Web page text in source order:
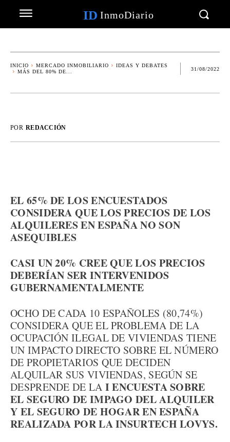
ID InmoDiario
INICIO MERCADO INMOBILIARIO
IDEAS Y DEBATES
MÁS DEL 80% DE...
31/08/2022
POR REDACCIÓN
EL 65% DE LOS ENCUESTADOS
CONSIDERA QUE LOS PRECIOS DE LOS
ALQUILERES EN ESPAÑA NO SON
ASEQUIBLES
CASI UN 20% CREE QUE LOS PRECIOS
DEBERÍAN SER INTERVENIDOS
GUBERNAMENTALMENTE
OCHO DE CADA 10 ESPAÑOLES (80,74%)
CONSIDERA QUE EL PROBLEMA DE LA
OCUPACIÓN ILEGAL DE VIVIENDAS TIENE
UN IMPACTO DIRECTO SOBRE EL NÚMERO
DE PROPIETARIOS QUE DECIDEN
ALQUILAR SUS VIVIENDAS, SEGÚN SE
DESPRENDE DE LA I ENCUESTA SOBRE
EL SEGURO DE IMPAGO DEL ALQUILER
Y EL SEGURO DE HOGAR EN ESPAÑA
REALIZADA POR LA INSURTECH LOVYS.